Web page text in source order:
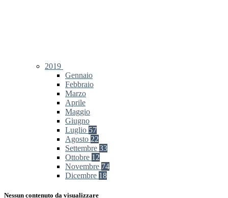
2019
Gennaio
Febbraio
Marzo
Aprile
Maggio
Giugno
Luglio 57
Agosto 22
Settembre 33
Ottobre 12
Novembre 74
Dicembre 18
Nessun contenuto da visualizzare